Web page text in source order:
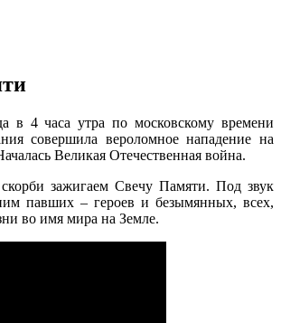
в 4 часа утра по московскому времени
совершила вероломное нападение на
Великая Отечественная война.
зажигаем Свечу Памяти. Под звук
павших – героев и безымянных, всех,
во имя мира на Земле.